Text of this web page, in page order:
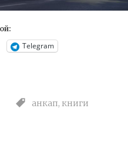
Telegram
анкап, книги